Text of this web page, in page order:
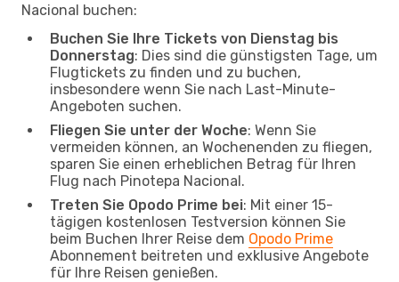
Nacional buchen:
Buchen Sie Ihre Tickets von Dienstag bis
Donnerstag: Dies sind die günstigsten Tage, um
Flugtickets zu finden und zu buchen,
insbesondere wenn Sie nach Last-Minute-
Angeboten suchen.
Fliegen Sie unter der Woche: Wenn Sie
vermeiden können, an Wochenenden zu fliegen,
sparen Sie einen erheblichen Betrag für Ihren
Flug nach Pinotepa Nacional.
Treten Sie Opodo Prime bei: Mit einer 15-
tägigen kostenlosen Testversion können Sie
beim Buchen Ihrer Reise dem Opodo Prime
Abonnement beitreten und exklusive Angebote
für Ihre Reisen genießen.